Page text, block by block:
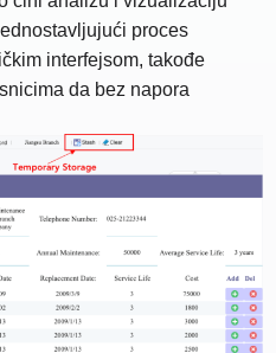
proces
interfejsom, takođe
da bez napora